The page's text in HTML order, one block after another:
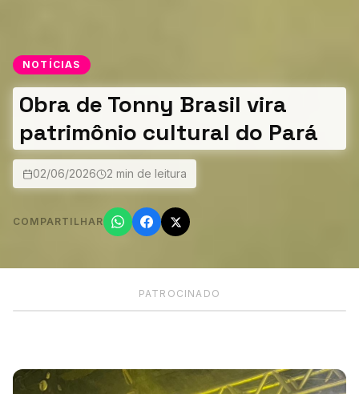
NOTÍCIAS
Obra de Tonny Brasil vira
patrimônio cultural do Pará
02/06/2026 2 min de leitura
COMPARTILHAR
PATROCINADO